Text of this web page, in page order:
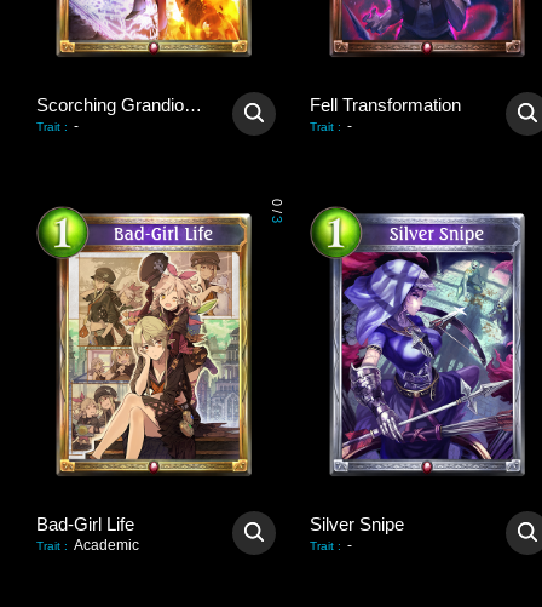
Scorching Grandiosity
Trait : -
Fell Transformation
Trait : -
0
/
3
Bad-Girl Life
Trait : Academic
Silver Snipe
Trait : -